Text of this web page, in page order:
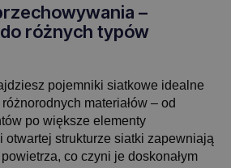
–
różnych typów
pojemniki siatkowe idealne
materiałów – od
po większe elementy
otwartej strukturze siatki zapewniają
co czyni je doskonałym